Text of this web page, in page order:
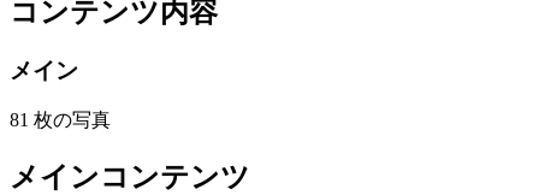
コンテンツ内容
メイン
81 枚の写真
メインコンテンツ